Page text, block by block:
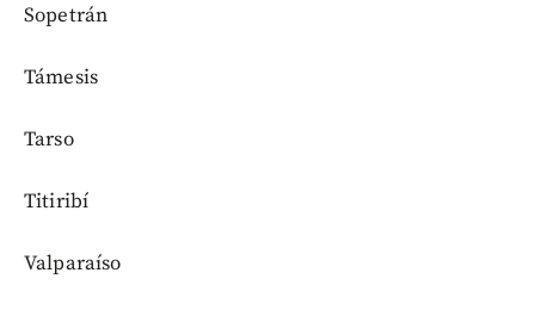
Sopetrán
Támesis
Tarso
Titiribí
Valparaíso